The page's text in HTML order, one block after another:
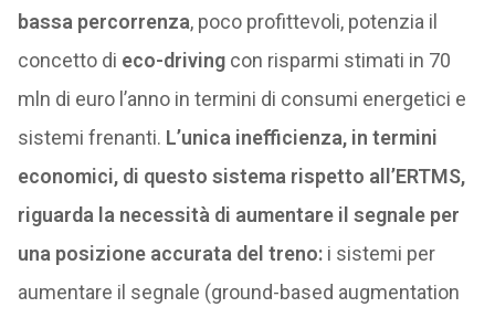
bassa percorrenza, poco profittevoli, potenzia il
concetto di eco-drivingcon risparmi stimati in 70
mln di euro l’anno in termini di consumi energetici e
sistemi frenanti. L’unica inefficienza, in termini
economici, di questo sistema rispetto all’ERTMS,
riguarda la necessità di aumentare il segnale per
una posizione accurata del treno:i sistemi per
aumentare il segnale (ground-based augmentation